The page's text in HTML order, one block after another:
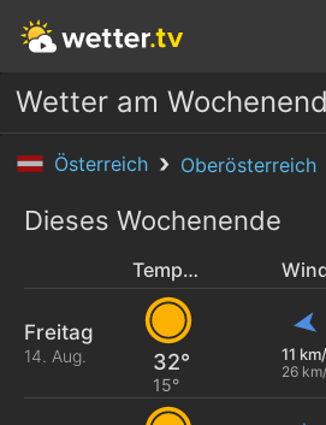
Wetter am
Österreich Oberösterreich
Dieses Wochenende
Temperatur
Freitag
14. Aug. 32°
15°
11
26